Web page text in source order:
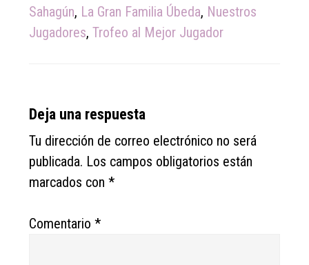
Sahagún, La Gran Familia Úbeda, Nuestros
Jugadores,Trofeo al Mejor Jugador
Reader
Interactions
Deja una respuesta
Tu dirección de correo electrónico no será
publicada. Los campos obligatorios están
marcados con*
Comentario*